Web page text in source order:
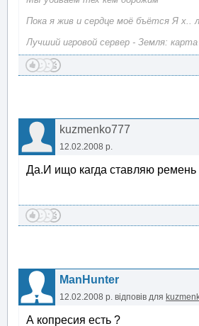
Пока я жив и сердце моё бъётся Я х..
Лучший игровой сервер - Земля:
kuzmenko777
12.02.2008 р.
Да.И ищо кагда ставляю ремень
ManHunter
12.02.2008 р. відповів для
А копресия есть ?